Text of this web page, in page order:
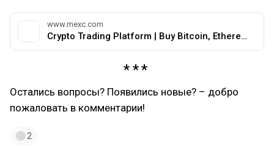
www.mexc.com
Crypto Trading Platform | Buy Bitcoin, Ethereum, Altcoin, DeFi, Kickstarter | MEXC
Остались вопросы? Появились новые? – добро
пожаловать в комментарии!
2